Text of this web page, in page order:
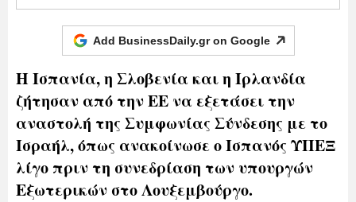
Add BusinessDaily.gr on Google
Η Ισπανία, η Σλοβενία και η Ιρλανδία
ζήτησαν από την ΕΕ να εξετάσει την
αναστολή της Συμφωνίας Σύνδεσης με το
Ισραήλ, όπως ανακοίνωσε ο Ισπανός ΥΠΕΞ
λίγο πριν τη συνεδρίαση των υπουργών
Εξωτερικών στο Λουξεμβούργο.